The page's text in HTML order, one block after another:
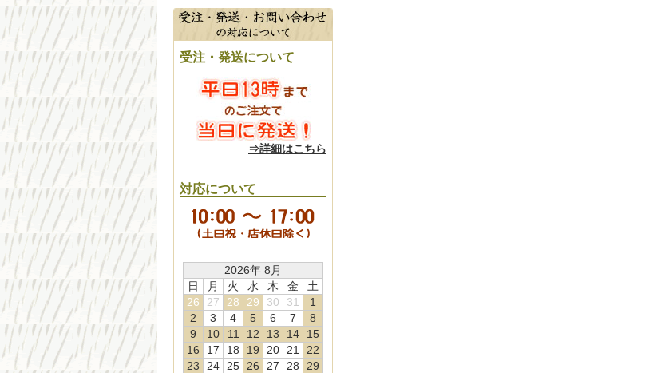
受注・発送について
⇒詳細はこちら
対応について
2026年 8月
日
月 火 水 木 金
土
26
27 28 29 30 31
1
2
3 4 5 6 7
8
9
10 11 12 13 14
15
16
17 18 19 20 21
22
23
24 25 26 27 28
29